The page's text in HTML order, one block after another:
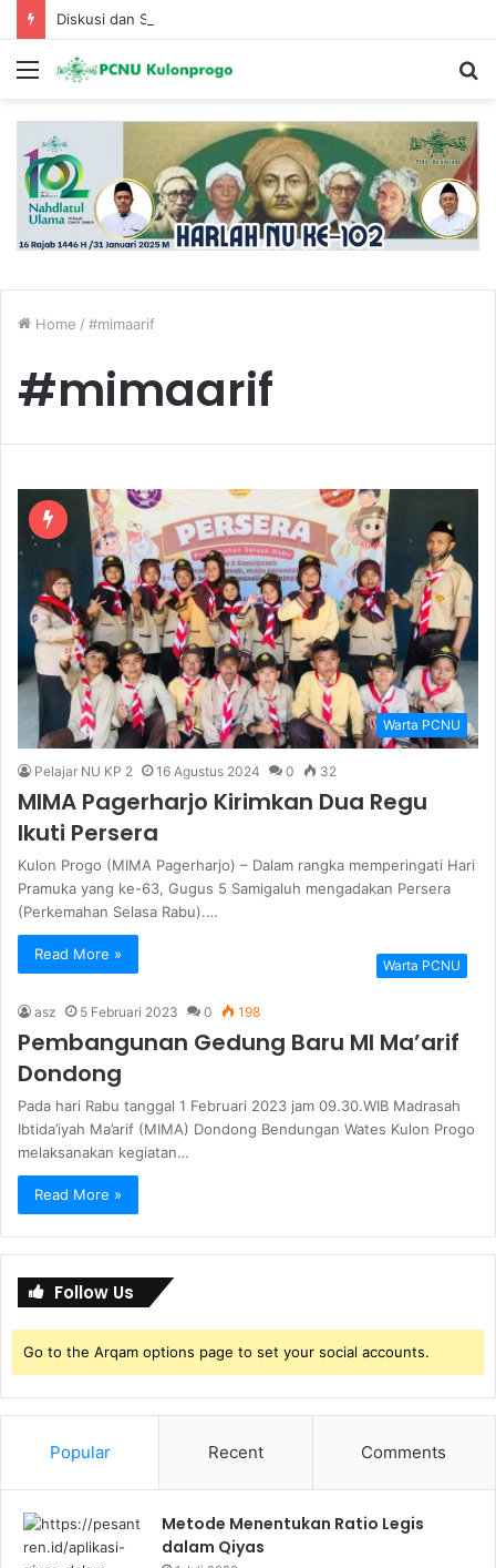
Diskusi dan Sambang Kemenhut Ke PC Fatayat NU KP
Menu
Home / #mimaarif
#mimaarif
Warta PCNU
Pelajar NU KP 2 16 Agustus 2024 0 32
MIMA Pagerharjo Kirimkan Dua Regu
Ikuti Persera
Kulon Progo (MIMA Pagerharjo) – Dalam rangka memperingati Hari
Pramuka yang ke-63, Gugus 5 Samigaluh mengadakan Persera
(Perkemahan Selasa Rabu).…
Read More »
Warta PCNU
asz 5 Februari 2023 0 198
Pembangunan Gedung Baru MI Ma’arif
Dondong
Pada hari Rabu tanggal 1 Februari 2023 jam 09.30.WIB Madrasah
Ibtida’iyah Ma’arif (MIMA) Dondong Bendungan Wates Kulon Progo
melaksanakan kegiatan…
Read More »
Follow Us
Go to the Arqam options page to set your social accounts.
Popular Recent Comments
Metode Menentukan Ratio Legis
dalam Qiyas